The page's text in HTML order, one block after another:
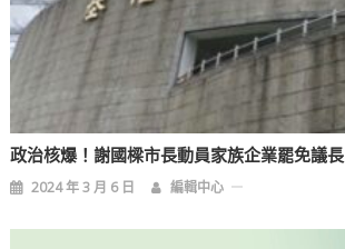
政治核爆！謝國樑市長動員家族企業罷免議長
2024 年 3 月 6 日 編輯中心